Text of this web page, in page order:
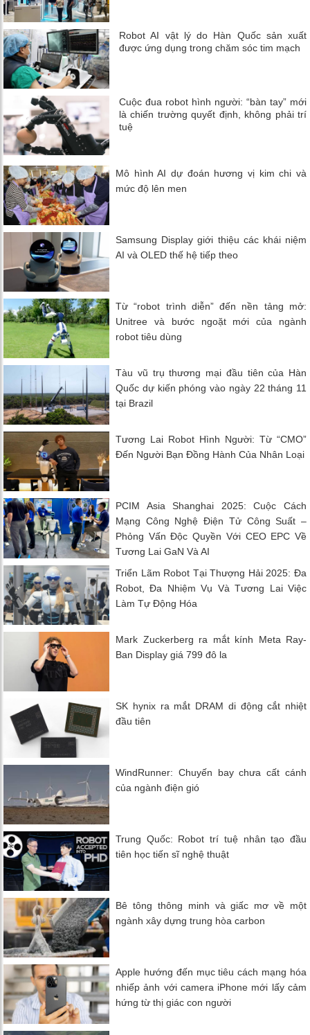
Robot AI vật lý do Hàn Quốc sản xuất
được ứng dụng trong chăm sóc tim mạch
Cuộc đua robot hình người: “bàn tay” mới
là chiến trường quyết định, không phải trí
tuệ
Mô hình AI dự đoán hương vị kim chi và
mức độ lên men
Samsung Display giới thiệu các khái niệm
AI và OLED thế hệ tiếp theo
Từ “robot trình diễn” đến nền tảng mở:
Unitree và bước ngoặt mới của ngành
robot tiêu dùng
Tàu vũ trụ thương mại đầu tiên của Hàn
Quốc dự kiến ​​phóng vào ngày 22 tháng 11
tại Brazil
Tương Lai Robot Hình Người: Từ “CMO”
Đến Người Bạn Đồng Hành Của Nhân Loại
PCIM Asia Shanghai 2025: Cuộc Cách
Mạng Công Nghệ Điện Tử Công Suất –
Phỏng Vấn Độc Quyền Với CEO EPC Về
Tương Lai GaN Và AI
Triển Lãm Robot Tại Thượng Hải 2025: Đa
Robot, Đa Nhiệm Vụ Và Tương Lai Việc
Làm Tự Động Hóa
Mark Zuckerberg ra mắt kính Meta Ray-
Ban Display giá 799 đô la
SK hynix ra mắt DRAM di động cắt nhiệt
đầu tiên
WindRunner: Chuyến bay chưa cất cánh
của ngành điện gió
Trung Quốc: Robot trí tuệ nhân tạo đầu
tiên học tiến sĩ nghệ thuật
Bê tông thông minh và giấc mơ về một
ngành xây dựng trung hòa carbon
Apple hướng đến mục tiêu cách mạng hóa
nhiếp ảnh với camera iPhone mới lấy cảm
hứng từ thị giác con người